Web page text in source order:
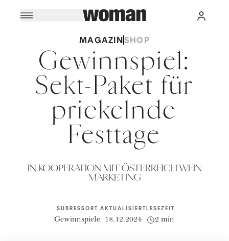
MAGAZINSHOP
Gewinnspiel:
Sekt-Paket für
prickelnde
Festtage
IN KOOPERATION MIT ÖSTERREICH WEIN
MARKETING
SUBRESSORT
Gewinnspiele
AKTUALISIERT
18.12.2024
LESEZEIT
2 min